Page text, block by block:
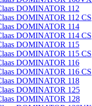
DOMINATOR 112
DOMINATOR 112 CS
DOMINATOR 114
DOMINATOR 114 CS
DOMINATOR 115
DOMINATOR 115 CS
DOMINATOR 116
DOMINATOR 116 CS
DOMINATOR 118
DOMINATOR 125
DOMINATOR 128